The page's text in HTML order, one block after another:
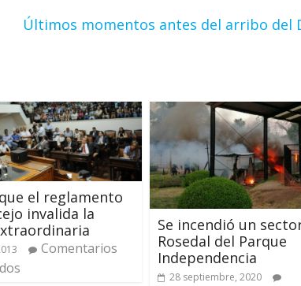
Últimos momentos antes del arribo del
el reglamento
invalida la
Comentarios
Se incendió un
Rosedal del Parque
Independencia
28 septiembre, 2020